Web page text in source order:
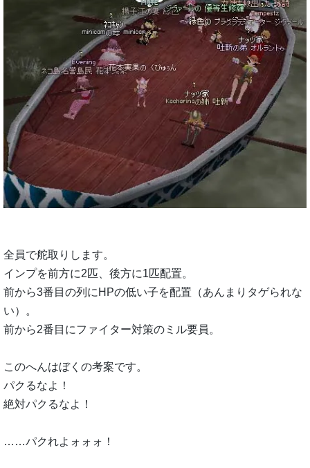
全員で舵取りします。
インプを前方に2匹、後方に1匹配置。
前から3番目の列にHPの低い子を配置（あんまりタゲられな
い）。
前から2番目にファイター対策のミル要員。
このへんはぼくの考案です。
パクるなよ！
絶対パクるなよ！
……パクれよォォォ！